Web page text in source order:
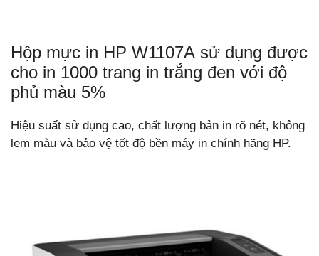
Hộp mực in HP W1107A sử dụng được
cho in 1000 trang in trắng đen với độ
phủ màu 5%
Hiệu suất sử dụng cao, chất lượng bản in rõ nét, không
lem màu và bảo vệ tốt độ bền máy in chính hãng HP.